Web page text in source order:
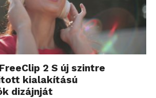
2 S új szintre
kialakítású
dizájnját